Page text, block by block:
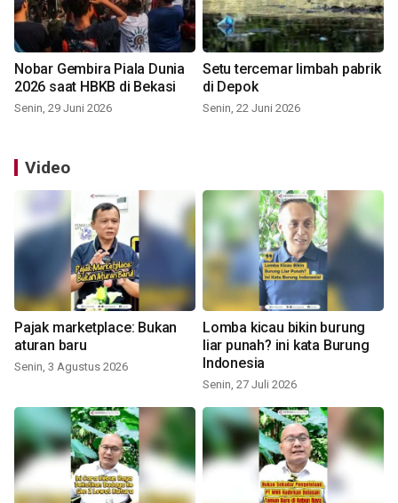
Nobar Gembira Piala Dunia
2026 saat HBKB di Bekasi
Senin, 29 Juni 2026
Setu tercemar limbah pabrik
di Depok
Senin, 22 Juni 2026
Video
Pajak marketplace: Bukan
aturan baru
Senin, 3 Agustus 2026
Lomba kicau bikin burung
liar punah? ini kata Burung
Indonesia
Senin, 27 Juli 2026